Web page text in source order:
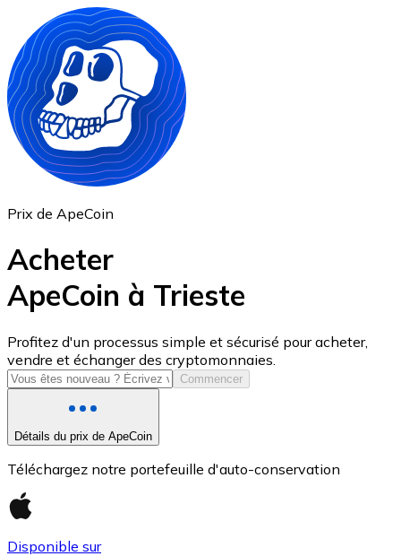
Ethereum
ETH
USD Coin
USDC
Prix de ApeCoin
Acheter
ApeCoin à Trieste
Profitez d'un processus simple et sécurisé pour acheter,
vendre et échanger des cryptomonnaies.
Commencer
Détails du prix de ApeCoin
Téléchargez notre portefeuille d'auto-conservation
Disponible sur